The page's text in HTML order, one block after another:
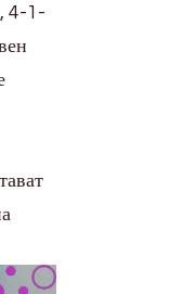
4-1-